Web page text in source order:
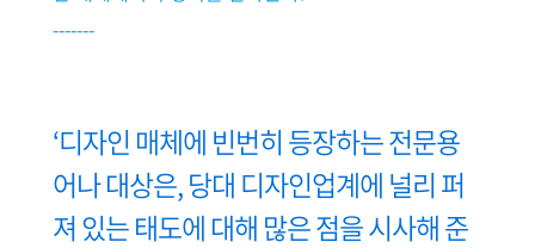
-------
‘디자인 매체에 빈번히 등장하는 전문용
어나 대상은, 당대 디자인업계에 널리 퍼
져 있는 태도에 대해 많은 점을 시사해 준